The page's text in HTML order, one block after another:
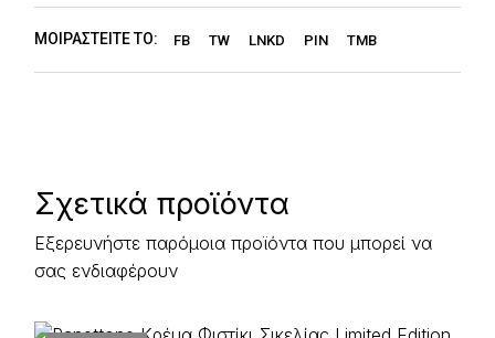
ΜΟΙΡΑΣΤΕΊΤΕ ΤΟ: FB TW LNKD PIN TMB
Σχετικά προϊόντα
Εξερευνήστε παρόμοια προϊόντα που μπορεί να
σας ενδιαφέρουν